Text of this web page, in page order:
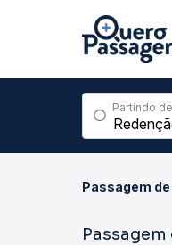
Partindo de
Passagem de